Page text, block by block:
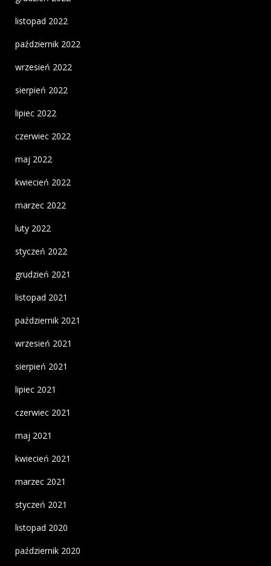
listopad 2022
październik 2022
wrzesień 2022
sierpień 2022
lipiec 2022
czerwiec 2022
maj 2022
kwiecień 2022
marzec 2022
luty 2022
styczeń 2022
grudzień 2021
listopad 2021
październik 2021
wrzesień 2021
sierpień 2021
lipiec 2021
czerwiec 2021
maj 2021
kwiecień 2021
marzec 2021
styczeń 2021
listopad 2020
październik 2020